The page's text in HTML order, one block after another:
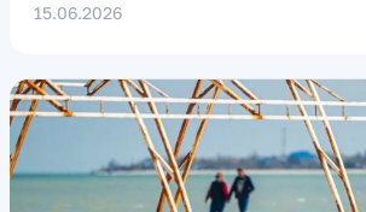
15.06.2026